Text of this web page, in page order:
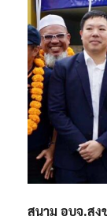
สนาม อบจ.สง